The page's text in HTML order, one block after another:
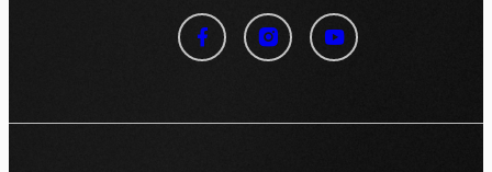
Panneau de gestion des